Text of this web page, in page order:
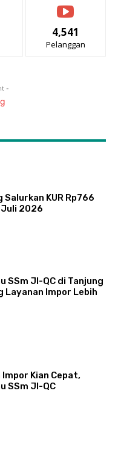
4,541
Pelanggan
-
Salurkan KUR Rp766
2026
SSm JI-QC di Tanjung
Layanan Impor Lebih
Kian Cepat,
SSm JI-QC